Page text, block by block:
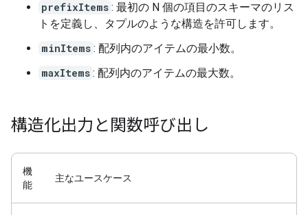
prefixItems : 最初の N 個の項目のスキーマのリス
トを定義し、タプルのような構造を許可します。
minItems : 配列内のアイテムの最小数。
maxItems : 配列内のアイテムの最大数。
構造化出力と関数呼び出し
機
能
主なユースケース